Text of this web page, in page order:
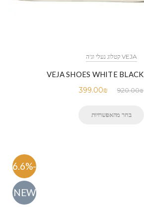
VEJA קטלוג נעלי וג'ה
920.00₪
399.00₪
בחר מהאפשרויות
-56.6%
NEW